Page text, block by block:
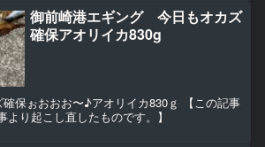
御前崎港エギング 今日もオカズ
確保アオリイカ830g
保ぉおおお〜♪アオリイカ830ｇ 【この記事
より起こし直したものです。】